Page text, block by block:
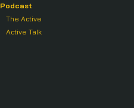
Podcast
The Active
Active Talk